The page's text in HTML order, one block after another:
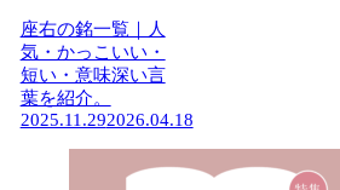
座右の銘一覧｜人
気・かっこいい・
短い・意味深い言
葉を紹介。
2025.11.292026.04.18